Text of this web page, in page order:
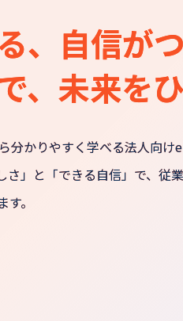
、自信がつ
、未来を
分かりやすく学べる法人向け
さ」と「できる自信」で、従
。